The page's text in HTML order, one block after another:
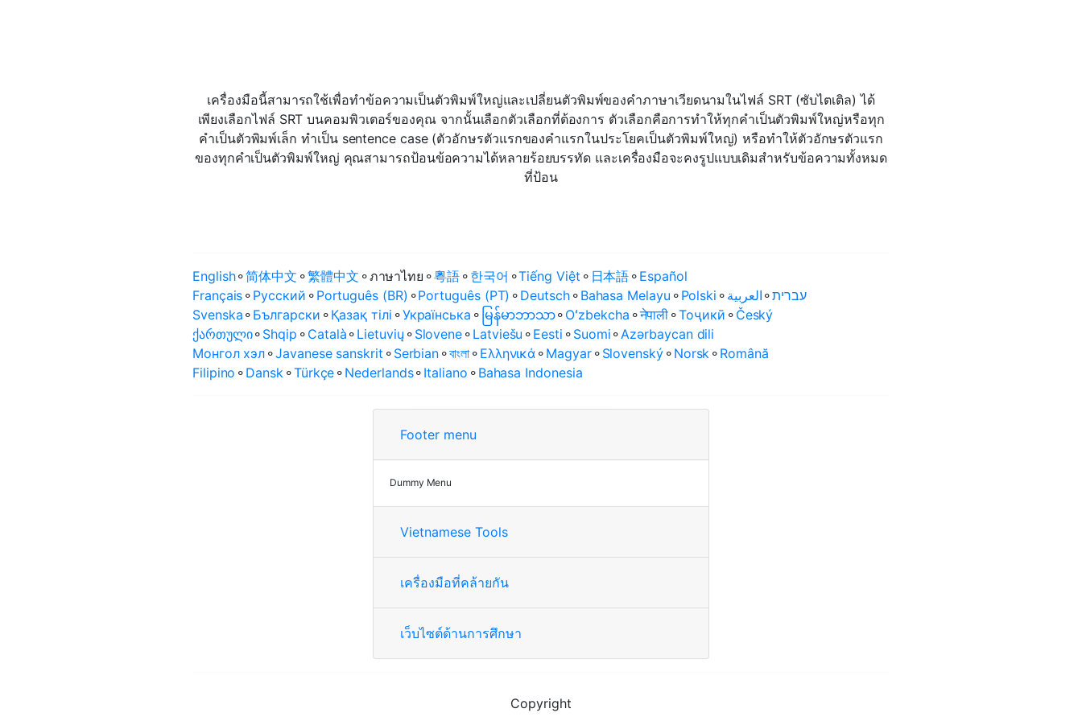
เครื่องมือนี้สามารถใช้เพื่อทำข้อความเป็นตัวพิมพ์ใหญ่และเปลี่ยนตัวพิมพ์ของคำภาษาเวียดนามในไฟล์ SRT (ซับไตเติล) ได้
เพียงเลือกไฟล์ SRT บนคอมพิวเตอร์ของคุณ จากนั้นเลือกตัวเลือกที่ต้องการ ตัวเลือกคือการทำให้ทุกคำเป็นตัวพิมพ์ใหญ่หรือทุก
คำเป็นตัวพิมพ์เล็ก ทำเป็น sentence case (ตัวอักษรตัวแรกของคำแรกในประโยคเป็นตัวพิมพ์ใหญ่) หรือทำให้ตัวอักษรตัวแรก
ของทุกคำเป็นตัวพิมพ์ใหญ่ คุณสามารถป้อนข้อความได้หลายร้อยบรรทัด และเครื่องมือจะคงรูปแบบเดิมสำหรับข้อความทั้งหมด
ที่ป้อน
English⚬简体中文 ⚬繁體中文 ⚬ภาษาไทย ⚬粵語⚬ 한국어 ⚬Tiếng Việt ⚬ 日本語 ⚬ Español
Français ⚬ Русский ⚬ Português (BR) ⚬Português (PT) ⚬ Deutsch⚬ Bahasa Melayu ⚬ Polski ⚬ العربية‏ ⚬עברית‏
Svenska ⚬ Български ⚬ Қазақ тілі ⚬Українська ⚬ မြန်မာဘာသာ⚬ Oʻzbekcha ⚬नेपाली ⚬Тоҷикӣ ⚬ Český
ქართული⚬ Shqip ⚬ Català ⚬ Lietuvių ⚬ Slovene ⚬ Latviešu ⚬ Eesti ⚬ Suomi ⚬Azərbaycan dili
Монгол хэл ⚬Javanese sanskrit ⚬ Serbian ⚬বাংলা⚬ Ελληνικά ⚬ Magyar⚬ Slovenský⚬ Norsk ⚬ Română
Filipino ⚬ Dansk⚬Türkçe ⚬ Nederlands⚬ Italiano ⚬ Bahasa Indonesia
Footer menu
Dummy Menu
Vietnamese Tools
เครื่องมือที่คล้ายกัน
เว็บไซต์ด้านการศึกษา
Copyright